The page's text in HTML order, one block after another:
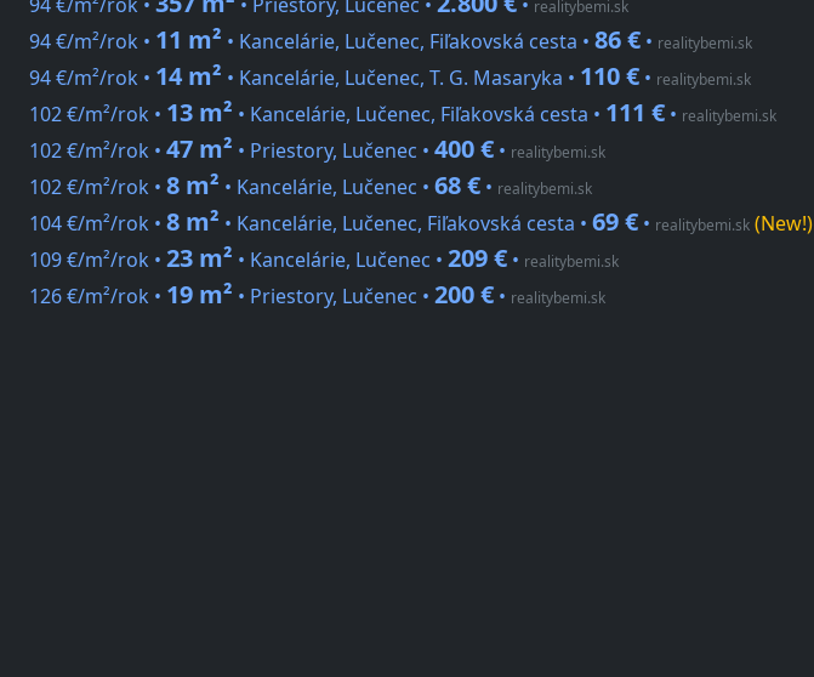
realitybemi.sk
94 €/m²/rok • 11 m² • Kancelárie, Lučenec, Fiľakovská cesta • 86 € • realitybemi.sk
94 €/m²/rok • 14 m² • Kancelárie, Lučenec, T. G. Masaryka • 110 € • realitybemi.sk
102 €/m²/rok • 13 m² • Kancelárie, Lučenec, Fiľakovská cesta • 111 € • realitybemi.sk
102 €/m²/rok • 47 m² • Priestory, Lučenec • 400 € • realitybemi.sk
102 €/m²/rok • 8 m² • Kancelárie, Lučenec • 68 € • realitybemi.sk
104 €/m²/rok • 8 m² • Kancelárie, Lučenec, Fiľakovská cesta • 69 € • realitybemi.sk (New!)
109 €/m²/rok • 23 m² • Kancelárie, Lučenec • 209 € • realitybemi.sk
126 €/m²/rok • 19 m² • Priestory, Lučenec • 200 € • realitybemi.sk